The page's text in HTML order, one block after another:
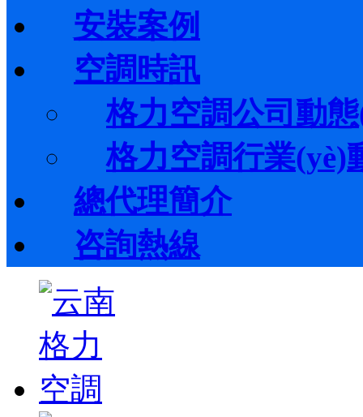
安裝案例
空調時訊
格力空調公司動
格力空調行業(yè)
總代理簡介
咨詢熱線